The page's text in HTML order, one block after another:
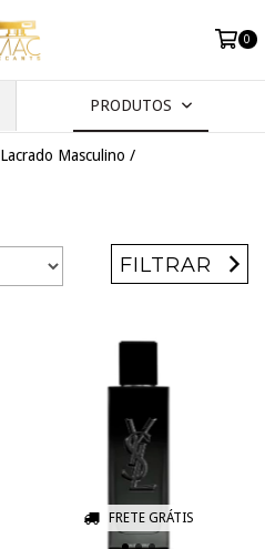
0
PRODUTOS
Lacrado Masculino /
FILTRAR
FRETE GRÁTIS